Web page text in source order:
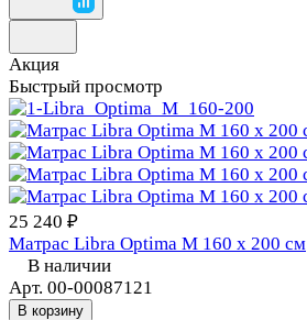
Акция
Быстрый просмотр
25 240 ₽
Матрас Libra Optima M 160 х 200 см
В наличии
Арт. 00-00087121
В корзину